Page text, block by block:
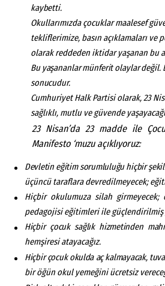
kaybetti.
Okullarımızda çocuklar maalesef
tekliflerimize, basın açıklamaları ve
olarak reddeden iktidar yaşanan bu
Bu yaşananlarmünferit olaylardeğil.
sonucudur.
Cumhuriyet Halk Partisi olarak, 23
sağlıklı, mutlu ve güvende
23 Nisan’da 23 madde ile
Manifesto ‘muzu açıklıyoruz:
Devletin eğitimsorumluluğu hiçbir
üçüncü taraflara devredilmeyecek;
Hiçbir okulumuza silah
pedagojisi eğitimleri ile güçlendirilmiş
Hiçbir çocuk sağlık hizmetinden
hemşiresi atayacağız.
Hiçbir çocuk okulda aç kalmayacak,
bir öğün okul yemeğini ücretsiz